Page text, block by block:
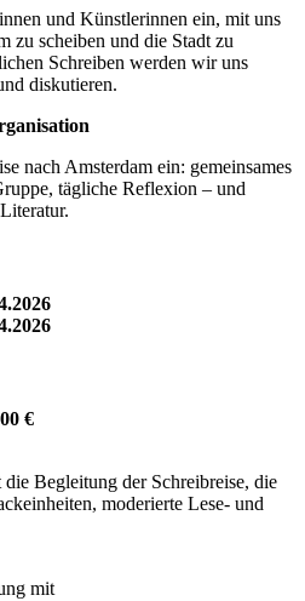
und Künstlerinnen ein, mit uns
zu scheiben und die Stadt zu
Schreiben werden wir uns
diskutieren.
nach Amsterdam ein: gemeinsames
tägliche Reflexion – und
€
Begleitung der Schreibreise, die
moderierte Lese- und
mit